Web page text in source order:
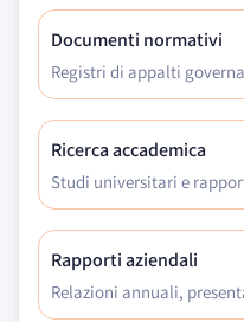
Documenti normativi
Registri di appalti
Ricerca accademica
Studi universitari e
Rapporti aziendali
Relazioni annuali,